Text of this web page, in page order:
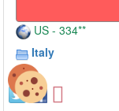
US - 334**
Italy